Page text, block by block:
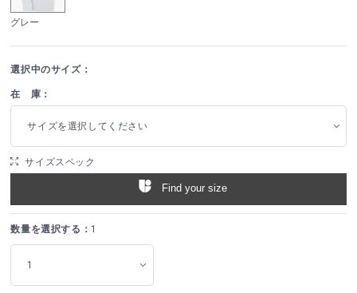
グレー
選択中のサイズ：
在 庫：
サイズを選択してください
サイズスペック
Find your size
数量を選択する： 1